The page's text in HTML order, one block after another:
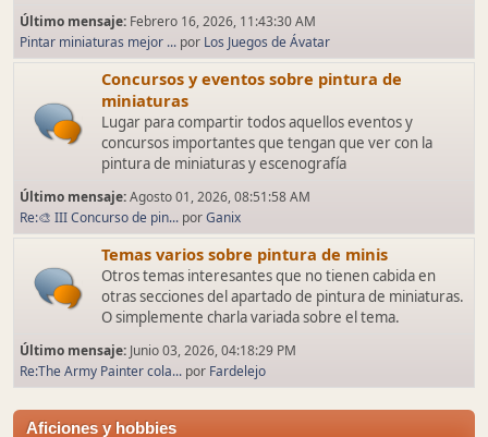
Último mensaje: Febrero 16, 2026, 11:43:30 AM
Pintar miniaturas mejor ... por Los Juegos de Ávatar
Concursos y eventos sobre pintura de
miniaturas
Lugar para compartir todos aquellos eventos y
concursos importantes que tengan que ver con la
pintura de miniaturas y escenografía
Último mensaje:Agosto 01, 2026, 08:51:58 AM
Re:🎨 III Concurso de pin... porGanix
Temas varios sobre pintura de minis
Otros temas interesantes que no tienen cabida en
otras secciones del apartado de pintura de miniaturas.
O simplemente charla variada sobre el tema.
Último mensaje: Junio 03, 2026, 04:18:29 PM
Re:The Army Painter cola... por Fardelejo
Aficiones y hobbies